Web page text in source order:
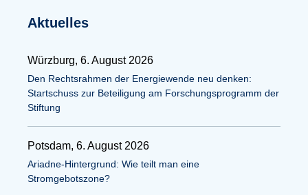
Aktuelles
Würzburg, 6. August 2026
Den Rechtsrahmen der Energiewende neu denken:
Startschuss zur Beteiligung am Forschungsprogramm der
Stiftung
Potsdam, 6. August 2026
Ariadne-Hintergrund: Wie teilt man eine
Stromgebotszone?